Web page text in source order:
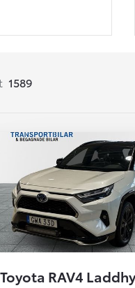
Corolla
HYBRID
1589
Toyota RAV4